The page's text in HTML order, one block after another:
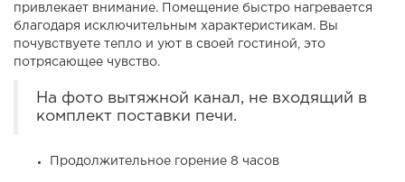
привлекает внимание. Помещение быстро нагревается
благодаря исключительным характеристикам. Вы
почувствуете тепло и уют в своей гостиной, это
потрясающее чувство.
На фото вытяжной канал, не входящий в
комплект поставки печи.
Продолжительное горение 8 часов